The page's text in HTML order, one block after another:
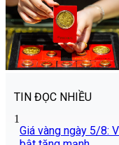
TIN ĐỌC NHIỀU
1
Giá vàng ngày 5/8: